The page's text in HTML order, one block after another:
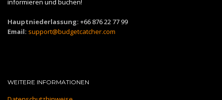
informieren und buchen!
Hauptniederlassung: +66 876 22 77 99
Email: support@budgetcatcher.com
WEITERE INFORMATIONEN